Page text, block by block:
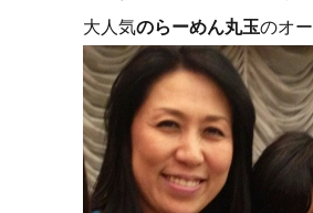
大人気のらーめん丸玉のオ